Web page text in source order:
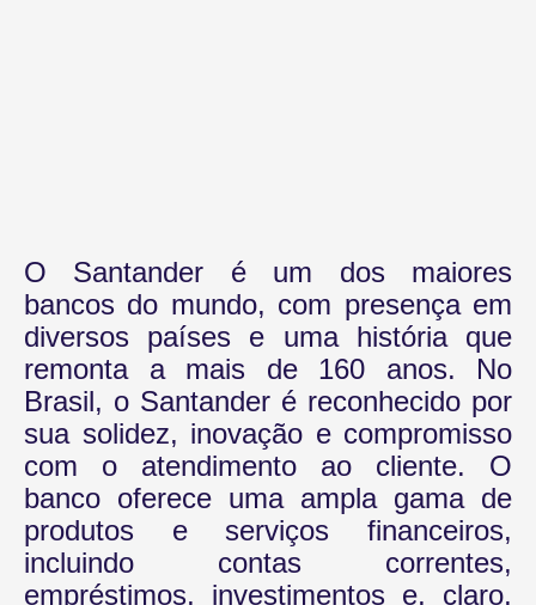
O Santander é um dos maiores
bancos do mundo, com presença em
diversos países e uma história que
remonta a mais de 160 anos. No
Brasil, o Santander é reconhecido por
sua solidez, inovação e compromisso
com o atendimento ao cliente. O
banco oferece uma ampla gama de
produtos e serviços financeiros,
incluindo contas correntes,
empréstimos, investimentos e, claro,